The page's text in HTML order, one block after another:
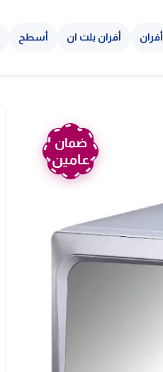
أفران أفران بلت ان أسطح
ضمان
عامين